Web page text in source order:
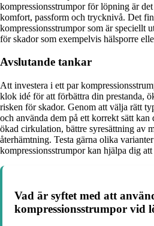
kompressionsstrumpor för löpning är
komfort, passform och trycknivå. Det
kompressionsstrumpor som är speciellt
för skador som exempelvis hälsporre
Avslutande tankar
Att investera i ett par
klok idé för att förbättra din prestanda,
risken för skador. Genom att välja rätt
och använda dem på ett korrekt sätt
ökad cirkulation, bättre syresättning av
återhämtning. Testa gärna olika
kompressionsstrumpor kan hjälpa dig
Vad är syftet med att
kompressionsstrumpor vid